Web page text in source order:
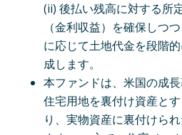
(ii) 後払い残高に対する所
（金利収益）を確保しつ
に応じて土地代金を段階
成します。
本ファンドは、米国の成
住宅用地を裏付け資産と
り、実物資産に裏付けら